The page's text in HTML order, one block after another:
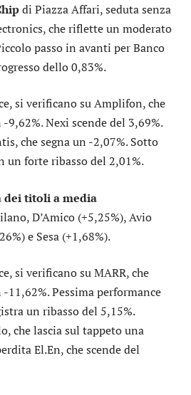
di Piazza Affari, seduta senza
, che riflette un moderato
passo in avanti perBanco
dello 0,83%.
si verificano suAmplifon, che
-9,62%.Nexi scende del 3,69%.
, che segna un -2,07%. Sotto
un forte ribasso del 2,01%.
dei titoli a media
D’Amico (+5,25%),Avio
e Sesa (+1,68%).
si verificano suMARR, che
11,62%. Pessima performance
un ribasso del 5,15%.
, che lascia sul tappeto una
El.En, che scende del